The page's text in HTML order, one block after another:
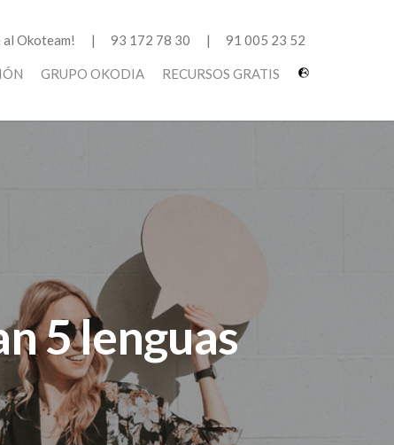
al Okoteam! 93 172 78 30 91 005 23 52
GRUPO OKODIA RECURSOS GRATIS
5 lenguas